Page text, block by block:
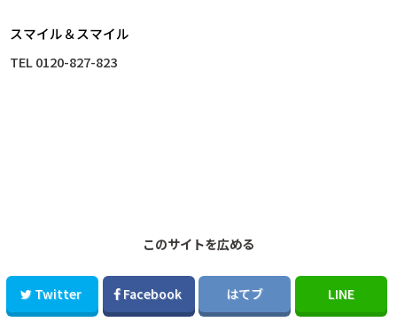
スマイル＆スマイル
TEL 0120-827-823
このサイトを広める
Twitter Facebook はてブ LINE